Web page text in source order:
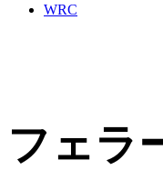
WRC
フェラ